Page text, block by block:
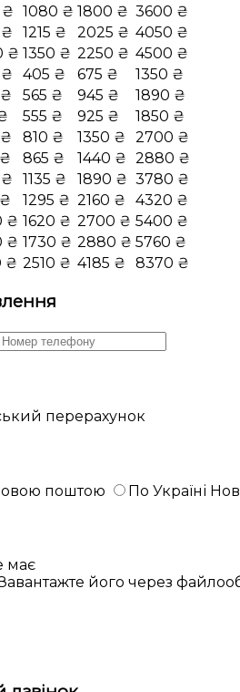
₴ 1080 ₴ 1800 ₴ 3600 ₴
1215 ₴ 2025 ₴ 4050 ₴
₴ 1350 ₴ 2250 ₴ 4500 ₴
405 ₴ 675 ₴
1350 ₴
565 ₴ 945 ₴
1890 ₴
555 ₴ 925 ₴
1850 ₴
810 ₴ 1350 ₴
2700 ₴
865 ₴ 1440 ₴ 2880 ₴
1135 ₴ 1890 ₴ 3780 ₴
1295 ₴ 2160 ₴
4320 ₴
₴ 1620 ₴ 2700 ₴ 5400 ₴
₴ 1730 ₴ 2880 ₴ 5760 ₴
₴ 2510 ₴ 4185 ₴ 8370 ₴
перерахунок
поштою По Україні
має
його через